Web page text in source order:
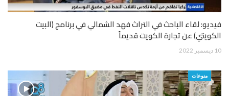
فيديو: لقاء الباحث في التراث فهد الشمالي في برنامج (البيت
الكويتي) عن تجارة الكويت قديماً
10 ديسمبر 2022
منوعات